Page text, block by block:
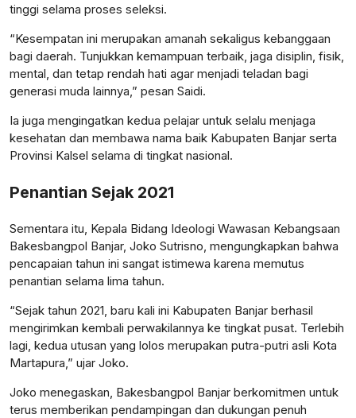
tinggi selama proses seleksi.
“Kesempatan ini merupakan amanah sekaligus kebanggaan
bagi daerah. Tunjukkan kemampuan terbaik, jaga disiplin, fisik,
mental, dan tetap rendah hati agar menjadi teladan bagi
generasi muda lainnya,” pesan Saidi.
Ia juga mengingatkan kedua pelajar untuk selalu menjaga
kesehatan dan membawa nama baik Kabupaten Banjar serta
Provinsi Kalsel selama di tingkat nasional.
Penantian Sejak 2021
Sementara itu, Kepala Bidang Ideologi Wawasan Kebangsaan
Bakesbangpol Banjar, Joko Sutrisno, mengungkapkan bahwa
pencapaian tahun ini sangat istimewa karena memutus
penantian selama lima tahun.
“Sejak tahun 2021, baru kali ini Kabupaten Banjar berhasil
mengirimkan kembali perwakilannya ke tingkat pusat. Terlebih
lagi, kedua utusan yang lolos merupakan putra-putri asli Kota
Martapura,” ujar Joko.
Joko menegaskan, Bakesbangpol Banjar berkomitmen untuk
terus memberikan pendampingan dan dukungan penuh